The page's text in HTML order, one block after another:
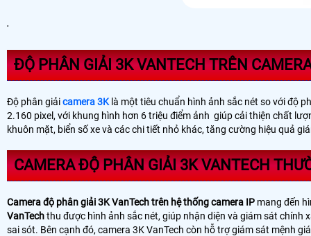
'
ĐỘ PHÂN GIẢI 3K VANTECH TRÊN
Độ phân giảicamera 3K là một tiêu chuẩn hình ảnh sắc nét so với độ
2.160 pixel, với khung hình hơn 6 triệu điểm ảnh giúp cải thiện chất
khuôn mặt, biển số xe và các chi tiết nhỏ khác, tăng cường hiệu quả
CAMERA ĐỘ PHÂN GIẢI 3K VANTECH
Camera độ phân giải 3K VanTech trên hệ thống camera IP mang đến
VanTechthu được hình ảnh sắc nét, giúp nhận diện và giám sát chính
sai sót. Bên cạnh đó, camera 3K VanTech còn hỗ trợ giám sát mệnh